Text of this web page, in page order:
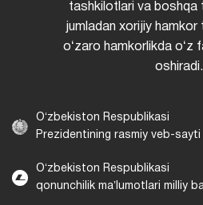
tashkilotlari va boshqa
jumladan xorijiy hamkor
oʻzaro hamkorlikda oʻz
oshiradi.
Oʻzbekiston Respublikasi
Prezidentining rasmiy veb-sayti
Oʻzbekiston Respublikasi
qonunchilik maʼlumotlari milliy